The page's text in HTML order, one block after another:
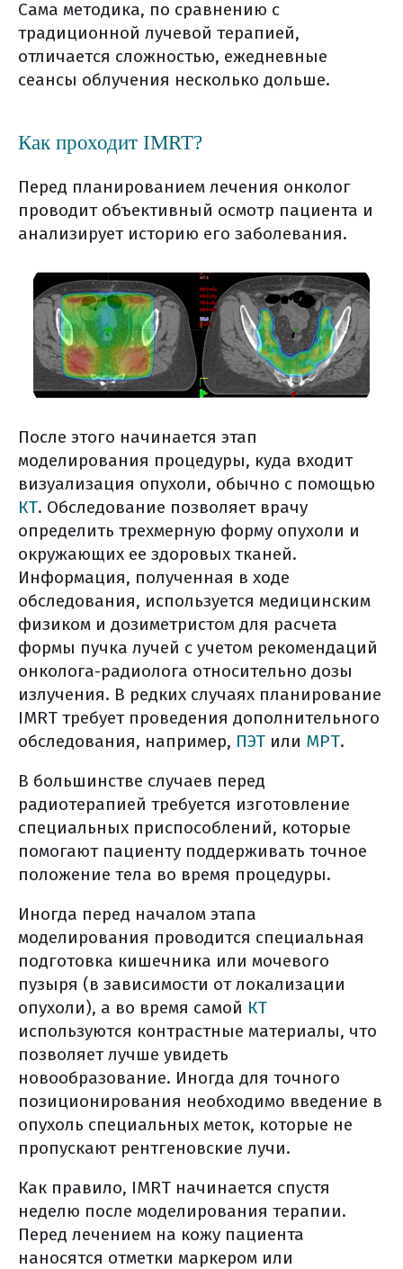
информация)
симптоматическая терапия
список использованной литературы
Сама методика, по сравнению с
традиционной лучевой терапией,
отличается сложностью, ежедневные
сеансы облучения несколько дольше.
Как проходит IMRT?
Перед планированием лечения онколог
проводит объективный осмотр пациента и
анализирует историю его заболевания.
После этого начинается этап
моделирования процедуры, куда входит
визуализация опухоли, обычно с помощью
КТ. Обследование позволяет врачу
определить трехмерную форму опухоли и
окружающих ее здоровых тканей.
Информация, полученная в ходе
обследования, используется медицинским
физиком и дозиметристом для расчета
формы пучка лучей с учетом рекомендаций
онколога-радиолога относительно дозы
излучения. В редких случаях планирование
IMRT требует проведения дополнительного
обследования, например, ПЭТ или МРТ.
В большинстве случаев перед
радиотерапией требуется изготовление
специальных приспособлений, которые
помогают пациенту поддерживать точное
положение тела во время процедуры.
Иногда перед началом этапа
моделирования проводится специальная
подготовка кишечника или мочевого
пузыря (в зависимости от локализации
опухоли), а во время самой КТ
используются контрастные материалы, что
позволяет лучше увидеть
новообразование. Иногда для точного
позиционирования необходимо введение в
опухоль специальных меток, которые не
пропускают рентгеновские лучи.
Как правило, IMRT начинается спустя
неделю после моделирования терапии.
Перед лечением на кожу пациента
наносятся отметки маркером или